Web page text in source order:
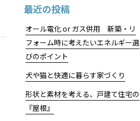
最近の投稿
オール電化 or ガス併用 新築・リ
フォーム時に考えたいエネルギー選
びのポイント
犬や猫と快適に暮らす家づくり
形状と素材を考える、戸建て住宅の
『屋根』